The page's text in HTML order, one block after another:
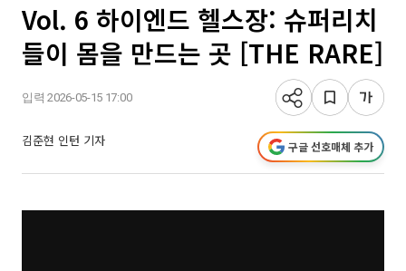
Vol. 6 하이엔드 헬스장: 슈퍼리치
들이 몸을 만드는 곳 [THE RARE]
입력 2026-05-15 17:00
김준현 인턴 기자 구글 선호매체 추가